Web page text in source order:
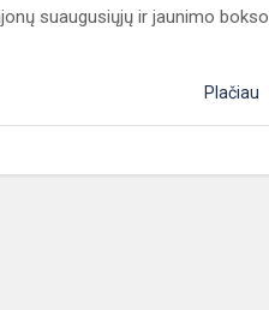
suaugusiųjų ir jaunimo bokso
Plačiau